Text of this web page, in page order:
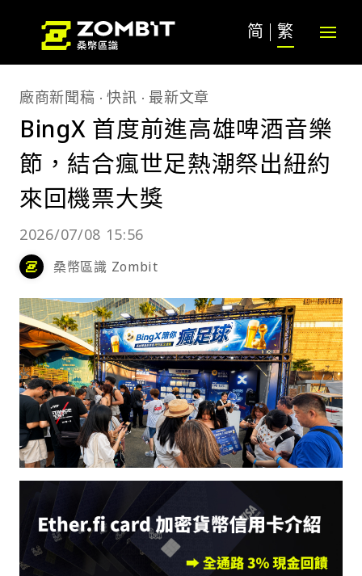
简 繁
廠商新聞稿 快訊 最新文章
BingX 首度前進高雄啤酒音樂
節，結合瘋世足熱潮祭出紐約
來回機票大獎
2026/07/08 15:56
桑幣區識 Zombit